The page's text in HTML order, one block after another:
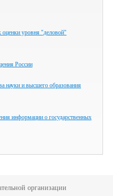
оценки уровня "деловой"
России
науки и высшего образования
информации о государственных
организации